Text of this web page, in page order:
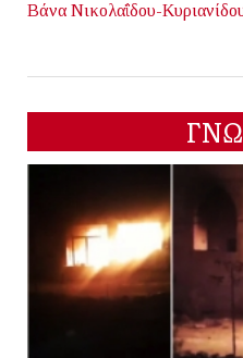
Βάνα Νικολαΐδου-